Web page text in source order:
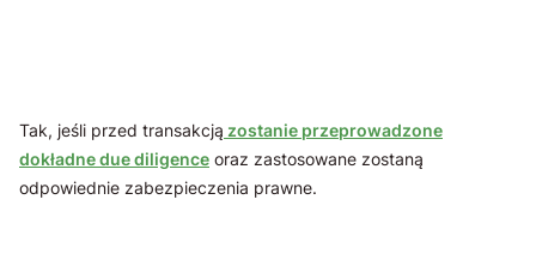
Tak, jeśli przed transakcją zostanie przeprowadzone
dokładne due diligence oraz zastosowane zostaną
odpowiednie zabezpieczenia prawne.